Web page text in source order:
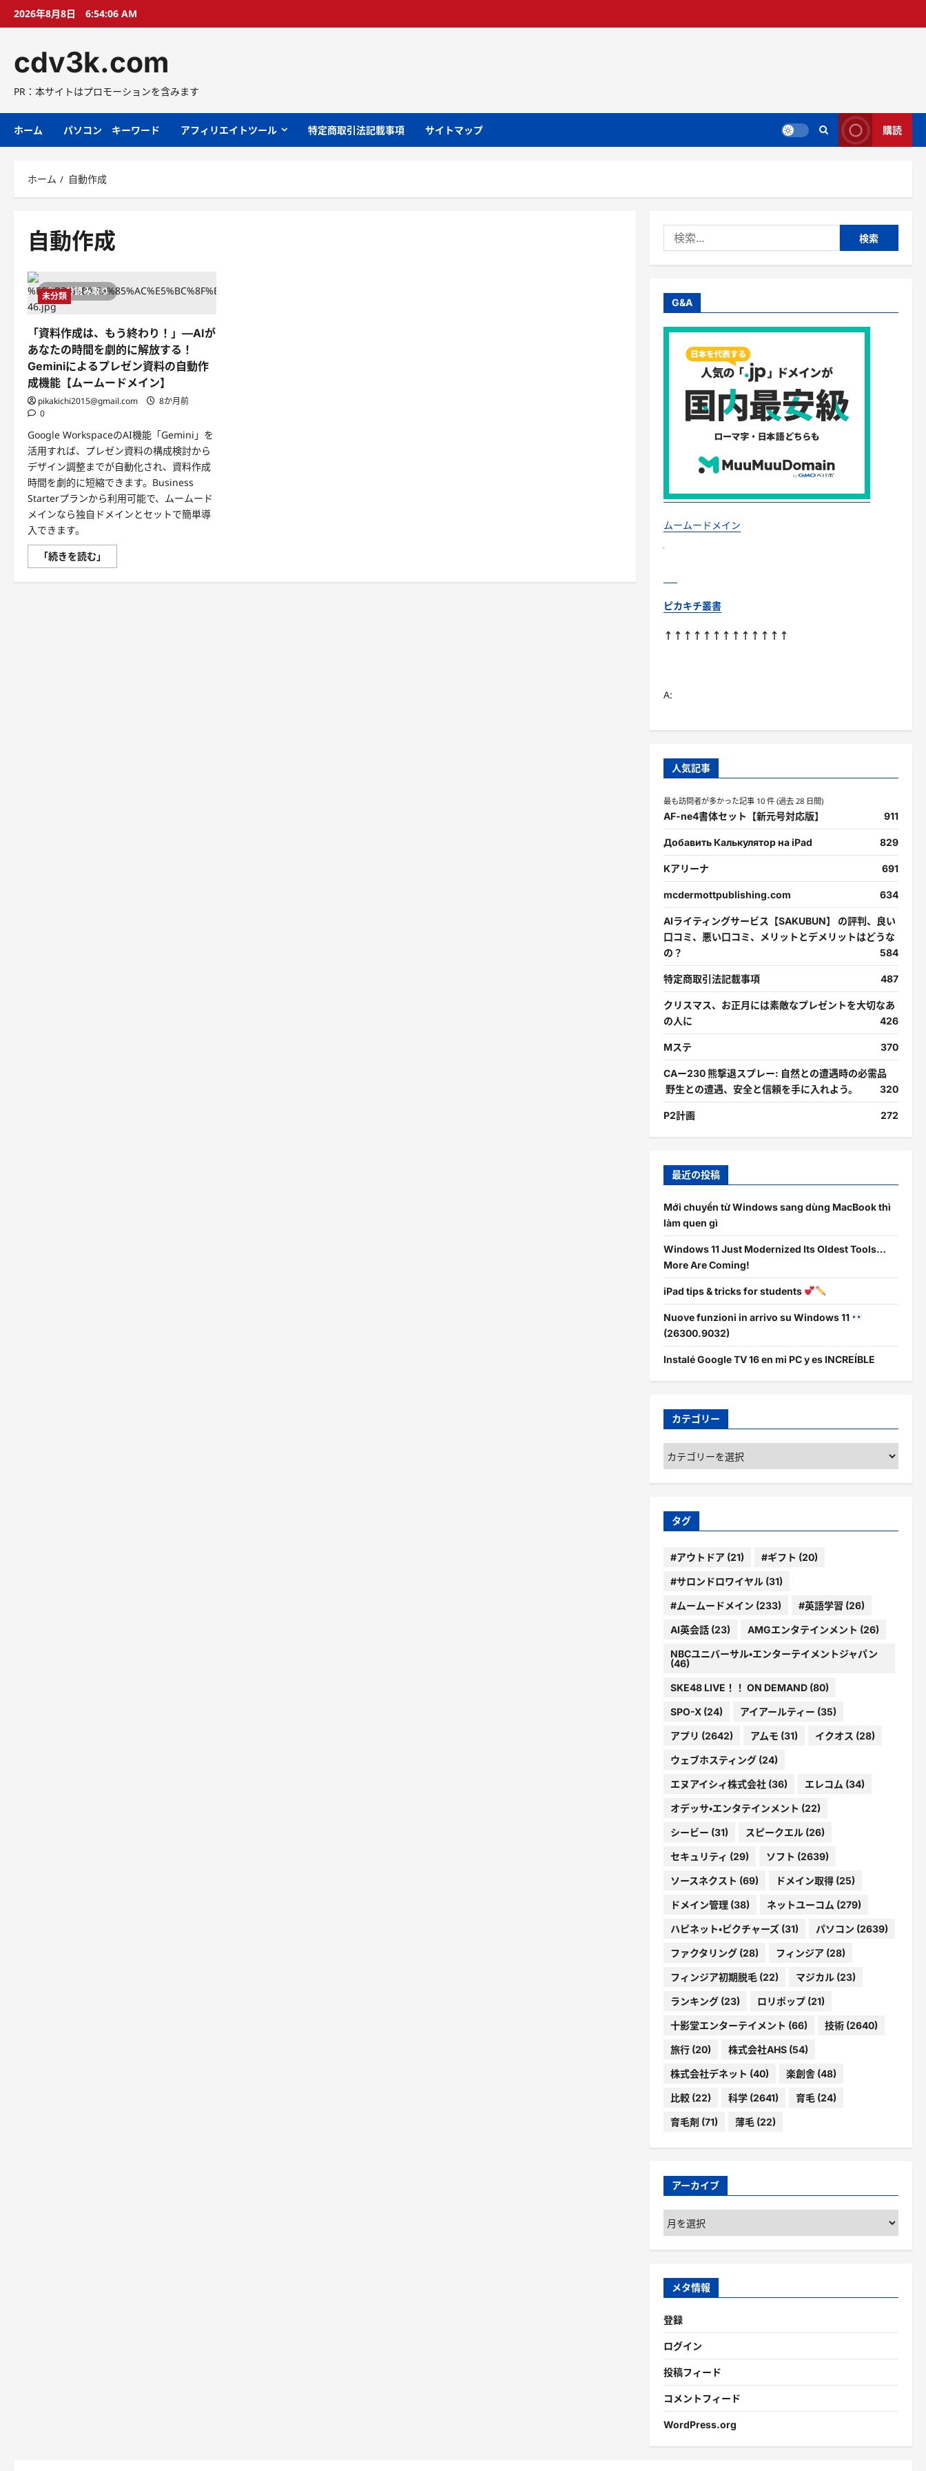
プ
2026年8月8日 6:54:06 AM
cdv3k.com
PR：本サイトはプロモーションを含みます
ホーム パソコン キーワード アフィリエイトツール 特定商取引法記載事項 サイトマップ 購読
ホーム 自動作成
自動作成
4 分読み取り
未分類
「資料作成は、もう終わり！」—AIが
あなたの時間を劇的に解放する！
Geminiによるプレゼン資料の自動作
成機能【ムームードメイン】
pikakichi2015@gmail.com
8か月前
0
Google WorkspaceのAI機能「Gemini」を
活用すれば、プレゼン資料の構成検討から
デザイン調整までが自動化され、資料作成
時間を劇的に短縮できます。Business
Starterプランから利用可能で、ムームード
メインなら独自ドメインとセットで簡単導
入できます。
「続きを読む」
料
成
索:
G&A
ムームードメイン
ピカキチ叢書
↑↑↑↑↑↑↑↑↑↑↑↑↑
A:
人気記事
最も訪問者が多かった記事 10 件 (過去 28 日間)
AF-ne4書体セット【新元号対応版】 911
Добавить Калькулятор на iPad 829
Kアリーナ 691
mcdermottpublishing.com 634
AIライティングサービス【SAKUBUN】 の評判、良い
口コミ、悪い口コミ、メリットとデメリットはどうな
の？
584
特定商取引法記載事項 487
クリスマス、お正月には素敵なプレゼントを大切なあ
の人に
426
Mステ 370
CAー230 熊撃退スプレー: 自然との遭遇時の必需品
野生との遭遇、安全と信頼を手に入れよう。
320
P2計画 272
最近の投稿
Mới chuyển từ Windows sang dùng MacBook thì
làm quen gì
Windows 11 Just Modernized Its Oldest Tools…
More Are Coming!
iPad tips & tricks for students
Nuove funzioni in arrivo su Windows 11
(26300.9032)
Instalé Google TV 16 en mi PC y es INCREÍBLE
カテゴリー
カ
テ
ゴ
ー
タグ
#アウトドア(21) #ギフト (20)
#サロンドロワイヤル(31)
#ムームードメイン (233) #英語学習 (26)
AI英会話(23) AMGエンタテインメント (26)
NBCユニバーサル・エンターテイメントジャパン
(46)
SKE48 LIVE！！ ON DEMAND(80)
SPO-X(24) アイアールティー (35)
アプリ (2642) アムモ (31) イクオス (28)
ウェブホスティング(24)
エヌアイシィ株式会社(36) エレコム (34)
オデッサ・エンタテインメント (22)
シービー (31) スピークエル(26)
セキュリティ (29) ソフト (2639)
ソースネクスト (69) ドメイン取得(25)
ドメイン管理(38) ネットユーコム (279)
ハピネット・ピクチャーズ(31) パソコン (2639)
ファクタリング(28) フィンジア(28)
フィンジア初期脱毛(22) マジカル(23)
ランキング(23) ロリポップ(21)
十影堂エンターテイメント (66) 技術(2640)
旅行(20) 株式会社AHS(54)
株式会社デネット (40) 楽創舎(48)
比較(22) 科学(2641) 育毛(24)
育毛剤 (71) 薄毛(22)
アーカイブ
ア
ー
カ
ブ
メタ情報
登録
ログイン
投稿フィード
コメントフィード
WordPress.org